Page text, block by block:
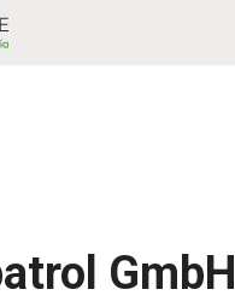
GmbH